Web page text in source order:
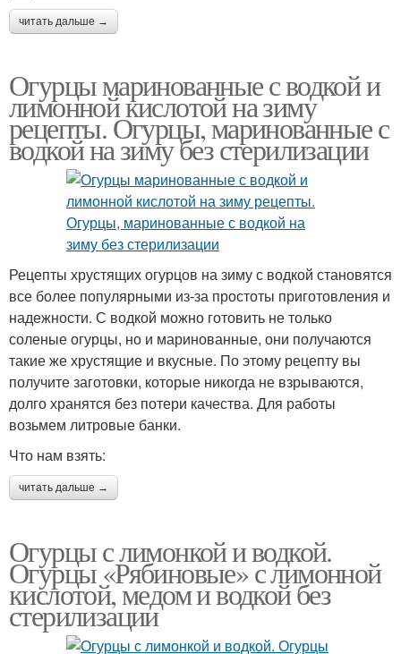
читать дальше →
Огурцы маринованные с водкой и
лимонной кислотой на зиму
рецепты. Огурцы, маринованные с
водкой на зиму без стерилизации
Рецепты хрустящих огурцов на зиму с водкой становятся
все более популярными из-за простоты приготовления и
надежности. С водкой можно готовить не только
соленые огурцы, но и маринованные, они получаются
такие же хрустящие и вкусные. По этому рецепту вы
получите заготовки, которые никогда не взрываются,
долго хранятся без потери качества. Для работы
возьмем литровые банки.
Что нам взять:
читать дальше →
Огурцы с лимонкой и водкой.
Огурцы «Рябиновые» с лимонной
кислотой, медом и водкой без
стерилизации